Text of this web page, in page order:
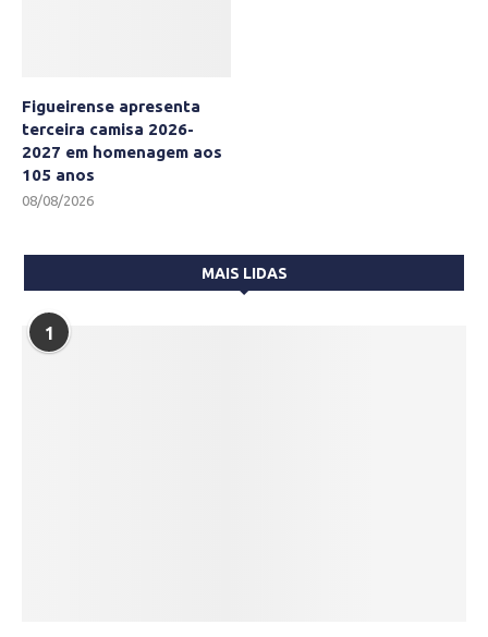
Figueirense apresenta
terceira camisa 2026-
2027 em homenagem aos
105 anos
08/08/2026
MAIS LIDAS
1